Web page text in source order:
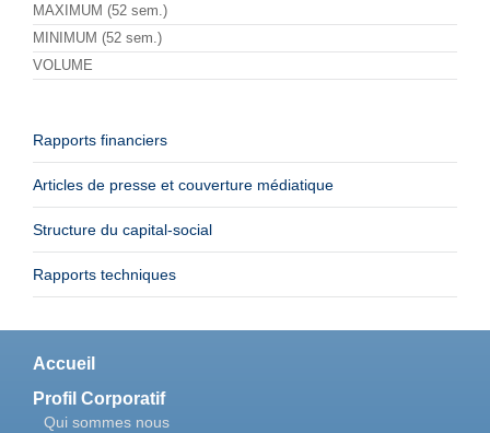
MAXIMUM (52 sem.)
MINIMUM (52 sem.)
VOLUME
Rapports financiers
Articles de presse et couverture médiatique
Structure du capital-social
Rapports techniques
Accueil
Profil Corporatif
Qui sommes nous